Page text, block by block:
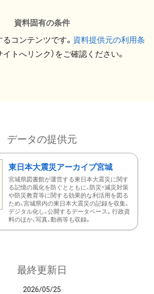
資料固有の条件
コンテンツです。 資料提供元の利用条
イトへリンク）をご確認ください。
データの提供元
東日本大震災アーカイブ宮城
宮城県図書館が運営する東日本大震災に関す
る記憶の風化を防ぐとともに、防災・減災対策
や防災教育等に関する効果的な利活用を図る
ため、宮城県内の東日本大震災の記録を収集、
デジタル化し、公開するデータベース。行政資
料のほか、写真、動画等も収録。
最終更新日
2026/05/25